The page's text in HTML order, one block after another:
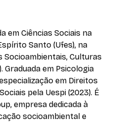
em Ciências Sociais na
Santo (Ufes), na
Socioambientais, Culturas
Graduada em Psicologia
em Direitos
pela Uespi (2023). É
empresa dedicada à
socioambiental e